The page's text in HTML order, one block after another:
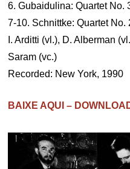
6. Gubaidulina: Quartet No.
7-10. Schnittke: Quartet No.
I. Arditti (vl.), D. Alberman
Saram (vc.)
Recorded: New York, 1990
BAIXE AQUI –